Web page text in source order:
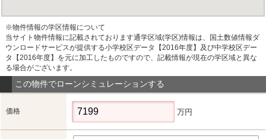
※物件情報の学区情報について
当サイト物件情報に記載されております通学区域(学区)情報は、国土数値情報ダ
ウンロードサービスが提供する小学校区データ【2016年度】及び中学校区デー
タ【2016年度】を元に加工したものですので、記載情報が現在の学区域と異な
る場合がございます。
この物件でローンシミュレーションする
価格 万円